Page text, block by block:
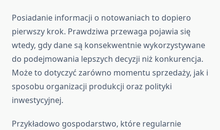
Posiadanie informacji o notowaniach to dopiero
pierwszy krok. Prawdziwa przewaga pojawia się
wtedy, gdy dane są konsekwentnie wykorzystywane
do podejmowania lepszych decyzji niż konkurencja.
Może to dotyczyć zarówno momentu sprzedaży, jak i
sposobu organizacji produkcji oraz polityki
inwestycyjnej.
Przykładowo gospodarstwo, które regularnie